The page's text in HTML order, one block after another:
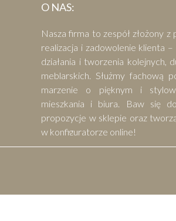
O NAS:
Nasza firma to zespół złożony z
realizacja i zadowolenie klienta
działania i tworzenia kolejnych,
meblarskich. Służmy fachową
marzenie o pięknym i
mieszkania i biura. Baw się
propozycje w sklepie oraz
w konfiguratorze online!